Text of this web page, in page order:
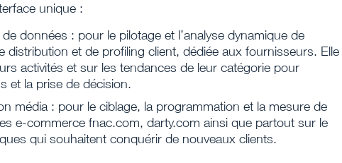
unique :
données : pour le pilotage et l’analyse dynamique de
distribution et de profiling client, dédiée aux fournisseurs. Elle
activités et sur les tendances de leur catégorie pour
et la prise de décision.
média : pour le ciblage, la programmation et la mesure de
e-commerce fnac.com, darty.com ainsi que partout sur le
qui souhaitent conquérir de nouveaux clients.